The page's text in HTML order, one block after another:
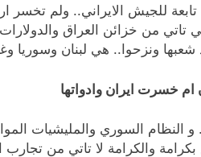
تابعة للجيش الايراني.. ولم
تاتي من خزائن العراق
شعبها ونزحوا.. هي لبنان
خسرت ايران وادواتها
و النظام السوري والمليشيات
بكرامة والكرامة لا تاتي من